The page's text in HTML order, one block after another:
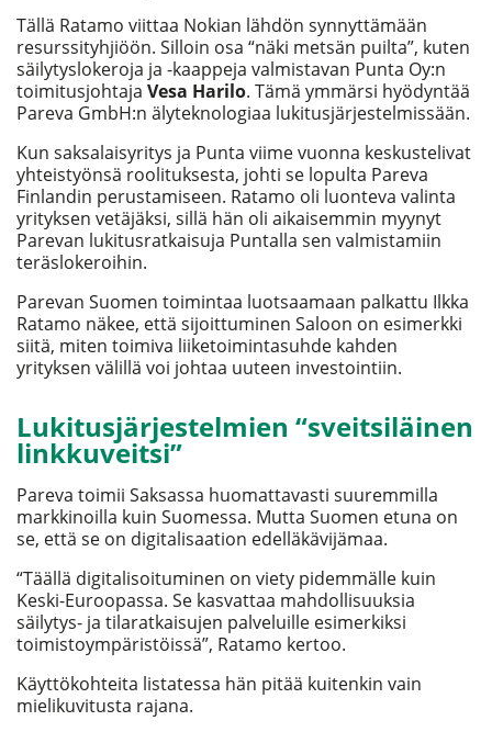
Tällä Ratamo viittaa Nokian lähdön synnyttämään
resurssityhjiöön. Silloin osa “näki metsän puilta”, kuten
säilytyslokeroja ja -kaappeja valmistavan Punta Oy:n
toimitusjohtaja Vesa Harilo. Tämä ymmärsi hyödyntää
Pareva GmbH:n älyteknologiaa lukitusjärjestelmissään.
Kun saksalaisyritys ja Punta viime vuonna keskustelivat
yhteistyönsä roolituksesta, johti se lopulta Pareva
Finlandin perustamiseen. Ratamo oli luonteva valinta
yrityksen vetäjäksi, sillä hän oli aikaisemmin myynyt
Parevan lukitusratkaisuja Puntalla sen valmistamiin
teräslokeroihin.
Parevan Suomen toimintaa luotsaamaan palkattu Ilkka
Ratamo näkee, että sijoittuminen Saloon on esimerkki
siitä, miten toimiva liiketoimintasuhde kahden
yrityksen välillä voi johtaa uuteen investointiin.
Lukitusjärjestelmien “sveitsiläinen
linkkuveitsi”
Pareva toimii Saksassa huomattavasti suuremmilla
markkinoilla kuin Suomessa. Mutta Suomen etuna on
se, että se on digitalisaation edelläkävijämaa.
“Täällä digitalisoituminen on viety pidemmälle kuin
Keski-Euroopassa. Se kasvattaa mahdollisuuksia
säilytys- ja tilaratkaisujen palveluille esimerkiksi
toimistoympäristöissä”, Ratamo kertoo.
Käyttökohteita listatessa hän pitää kuitenkin vain
mielikuvitusta rajana.